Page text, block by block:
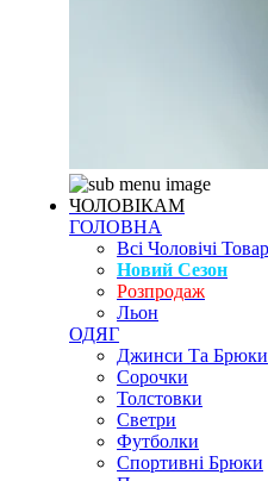
ЧОЛОВІКАМ
ГОЛОВНА
Всі Чоловічі
Новий Сезон
Розпродаж
Льон
ОДЯГ
Джинси Та Брюки
Сорочки
Толстовки
Светри
Футболки
Спортивні Брюки